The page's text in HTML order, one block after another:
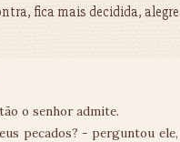
fica mais decidida,
o senhor admite.
pecados? - perguntou